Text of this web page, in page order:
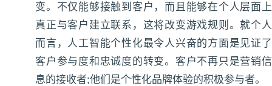
变。不仅能够接触到客户，而且能够在个人层面上
真正与客户建立联系，这将改变游戏规则。就个人
而言，人工智能个性化最令人兴奋的方面是见证了
客户参与度和忠诚度的转变。客户不再只是营销信
息的接收者;他们是个性化品牌体验的积极参与者。